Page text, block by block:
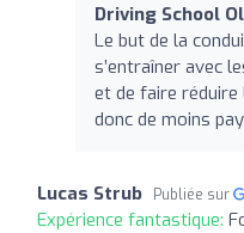
Driving School
Le but de la
s’entraîner avec
et de faire réduire
donc de moins
Lucas Strub Publiée sur
Expérience fantastique: